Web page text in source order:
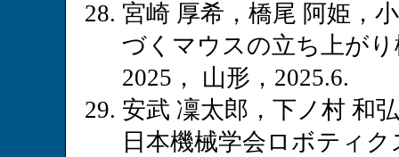
宮崎 厚希，橋尾 阿姫，
づくマウスの立ち上が
2025， 山形，2025.6.
安武 凜太郎，下ノ村 和
日本機械学会ロボティ